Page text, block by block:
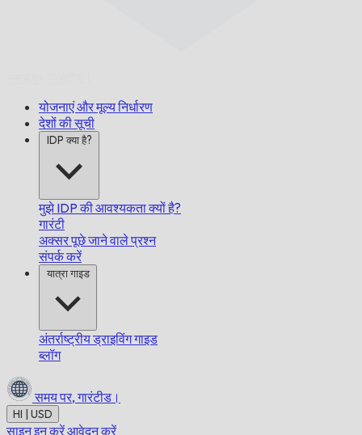
योजनाएं और मूल्य निर्धारण
देशों की सूची
IDP क्या है?
मुझे IDP की आवश्यकता क्यों है?
गारंटी
अक्सर पूछे जाने वाले प्रश्न
संपर्क करें
यात्रा गाइड
अंतर्राष्ट्रीय ड्राइविंग गाइड
ब्लॉग
समय पर, गारंटीड।
HI | USD
साइन इन करेंआवेदन करें